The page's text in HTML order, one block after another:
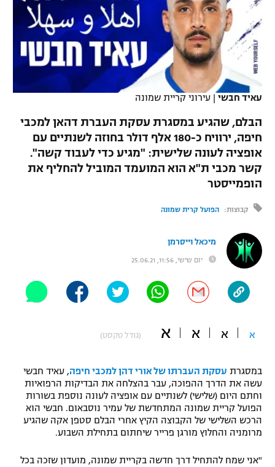
VOD
רץ ברשת
תוצאות
לוח שידורים
ברחבה
"מעל הליגה" – פודקאסט
"מחצית בשכונה" – פודקאסט
משתתפים וזוכים בפרסים
תקנון משתתפים וזוכים בפרסים
תקנון עבור פעילות אלקטרה
תקנון עבור פעילות ספורט 1 – "מרלן"
טניס
גיימינג E-Sports
תנאי שימוש
נבחרת ישראל
מכבי חיפה
בית"ר ירושלים
מכבי תל אביב
הפועל תל אביב
הפועל חיפה
בני יהודה
ליגה ספרדית
ליגה איטלקית
ליגה צרפתית
ליגה הולנדית
ליגה טורקית
ליגה סינית
ליגה ברזילאית
ליגות נוספות
כדורסל נשים
מכבי תל אביב
הפועל חולון
הפועל ירושלים
דני אבדיה
יורוליג
יורוקאפ
טניס
כדוריד
כדורעף
שחייה
ג'ודו
אגרוף
ספורט אולימפי
UFC
היאבקות WWE
אופניים
ספורט מוטורי
פוטבול אמריקאי NFL
בייסבול MLB
עאיד חבשי | עירוני קריית שמונה
הבלם, שהגיע במסגרת עסקת העברת דהאן למכבי
חיפה, ירוויח כ-180 אלף דולר בחוזה לשנתיים עם
אופציה לעונה שלישית: "מגיע כדי לעבוד קשה".
קשר מכבי ת"א הוא המועמד המוביל להחליף את
הופמייסטר
קבוצות: הפועל קרית שמונה
מיכאל וייסרמן
יום שישי, 11:56, 25.06.21
א א א א (גודל טקסט)
במסגרת עסקת העברתו של אורי דהן למכבי חיפה, עאיד חבשי
עשה את הדרך ההפוכה, עבר בהצלחה את הבדיקות הרפואיות
וחתם היום (שלישי) לשנתיים עם אופציה לעונה נוספת בשורות
הפועל קריית שמונה המתחדשת של עמיר נוסבאום. חבשי הוא
הרכש השלישי של הקבוצה הקיץ אחרי הבלם סטפן אקה שהגיע
מרומניה והחלוץ מורגן פרייר שיחתום בתחילת השבוע.
"אני שמח להתחיל דרך חדשה בקריית שמונה, מועדון שזכה בכל